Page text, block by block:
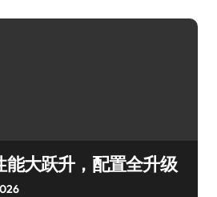
能大跃升，配置全升级